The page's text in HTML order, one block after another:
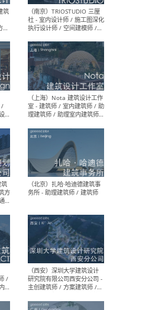
（北京）MAT 超级建筑事务
所 - 项目建筑师 / 初级建筑
师/助理建筑师 / 室内建筑师
（北京）MAD建筑事务所 -
商务拓展 / 媒体专员/经理 /
设计实习生 / 建筑设计师
（应届）/ 建筑设计师（方案
设计）/ 建筑设计师（施工
图）/ 结构设计师 / 给排水设
计师
（上海）或者设计 OR